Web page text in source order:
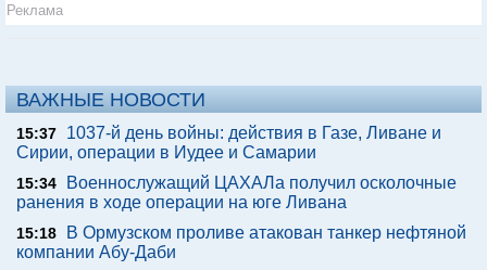
Реклама
ВАЖНЫЕ НОВОСТИ
15:37
1037-й день войны: действия в Газе, Ливане и
Сирии, операции в Иудее и Самарии
15:34
Военнослужащий ЦАХАЛа получил осколочные
ранения в ходе операции на юге Ливана
15:18
В Ормузском проливе атакован танкер нефтяной
компании Абу-Даби